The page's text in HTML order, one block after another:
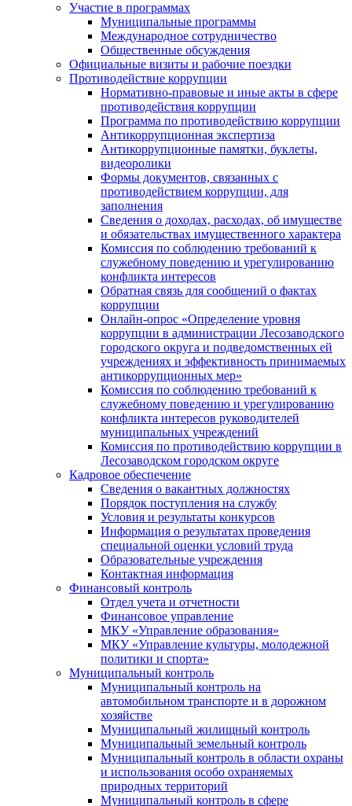
Участие в программах
Муниципальные программы
Международное сотрудничество
Общественные обсуждения
Официальные визиты и рабочие поездки
Противодействие коррупции
Нормативно-правовые и иные акты в сфере
противодействия коррупции
Программа по противодействию коррупции
Антикоррупционная экспертиза
Антикоррупционные памятки, буклеты,
видеоролики
Формы документов, связанных с
противодействием коррупции, для
заполнения
Сведения о доходах, расходах, об имуществе
и обязательствах имущественного характера
Комиссия по соблюдению требований к
служебному поведению и урегулированию
конфликта интересов
Обратная связь для сообщений о фактах
коррупции
Онлайн-опрос «Определение уровня
коррупции в администрации Лесозаводского
городского округа и подведомственных ей
учреждениях и эффективность принимаемых
антикоррупционных мер»
Комиссия по соблюдению требований к
служебному поведению и урегулированию
конфликта интересов руководителей
муниципальных учреждений
Комиссия по противодействию коррупции в
Лесозаводском городском округе
Кадровое обеспечение
Сведения о вакантных должностях
Порядок поступления на службу
Условия и результаты конкурсов
Информация о результатах проведения
специальной оценки условий труда
Образовательные учреждения
Контактная информация
Финансовый контроль
Отдел учета и отчетности
Финансовое управление
МКУ «Управление образования»
МКУ «Управление культуры, молодежной
политики и спорта»
Муниципальный контроль
Муниципальный контроль на
автомобильном транспорте и в дорожном
хозяйстве
Муниципальный жилищный контроль
Муниципальный земельный контроль
Муниципальный контроль в области охраны
и использования особо охраняемых
природных территорий
Муниципальный контроль в сфере